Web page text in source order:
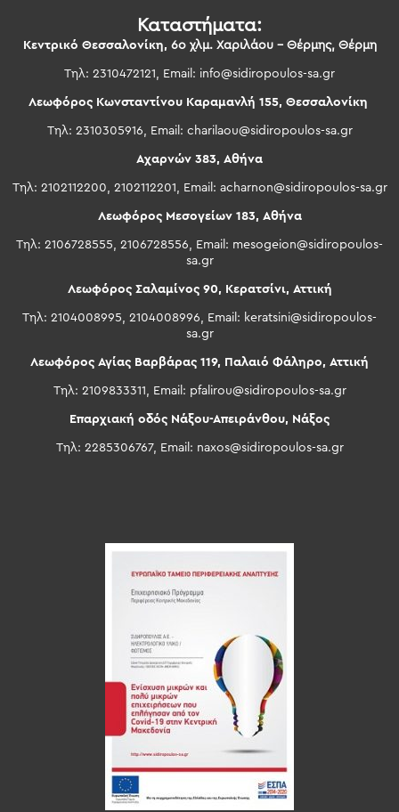
Καταστήματα:
Κεντρικό Θεσσαλονίκη, 6ο χλμ. Χαριλάου – Θέρμης, Θέρμη
Τηλ: 2310472121, Email: info@sidiropoulos-sa.gr
Λεωφόρος Κωνσταντίνου Καραμανλή 155, Θεσσαλονίκη
Τηλ: 2310305916, Email: charilaou@sidiropoulos-sa.gr
Αχαρνών 383, Αθήνα
Τηλ: 2102112200, 2102112201, Email: acharnon@sidiropoulos-sa.gr
Λεωφόρος Μεσογείων 183, Αθήνα
Τηλ: 2106728555, 2106728556, Email: mesogeion@sidiropoulos-
sa.gr
Λεωφόρος Σαλαμίνος 90, Κερατσίνι, Αττική
Τηλ: 2104008995, 2104008996, Email: keratsini@sidiropoulos-
sa.gr
Λεωφόρος Αγίας Βαρβάρας 119, Παλαιό Φάληρο, Αττική
Τηλ: 2109833311, Email: pfalirou@sidiropoulos-sa.gr
Επαρχιακή οδός Νάξου-Απειράνθου, Νάξος
Τηλ: 2285306767, Email: naxos@sidiropoulos-sa.gr